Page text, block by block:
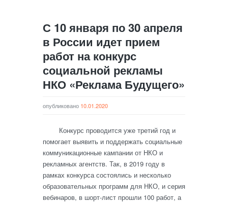
С 10 января по 30 апреля
в России идет прием
работ на конкурс
социальной рекламы
НКО «Реклама Будущего»
опубликовано 10.01.2020
Конкурс проводится уже третий год и
помогает выявить и поддержать социальные
коммуникационные кампании от НКО и
рекламных агентств. Так, в 2019 году в
рамках конкурса состоялись и несколько
образовательных программ для НКО, и серия
вебинаров, в шорт-лист прошли 100 работ, а